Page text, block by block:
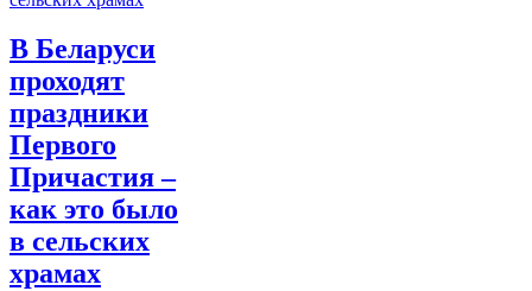
В Беларуси
проходят
праздники
Первого
Причастия –
как это было
в сельских
храмах